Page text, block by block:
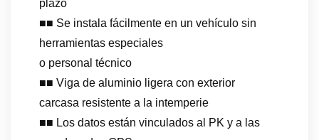
plazo
■■ Se instala fácilmente en un vehículo sin
herramientas especiales
o personal técnico
■■ Viga de aluminio ligera con exterior
carcasa resistente a la intemperie
■■ Los datos están vinculados al PK y a las